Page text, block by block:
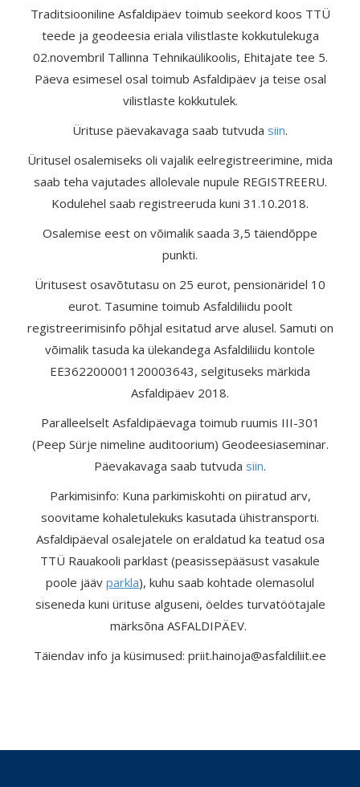
Traditsiooniline Asfaldipäev toimub seekord koos TTÜ
teede ja geodeesia eriala vilistlaste kokkutulekuga
02.novembril Tallinna Tehnikaülikoolis, Ehitajate tee 5.
Päeva esimesel osal toimub Asfaldipäev ja teise osal
vilistlaste kokkutulek.
Ürituse päevakavaga saab tutvuda siin.
Üritusel osalemiseks oli vajalik eelregistreerimine, mida
saab teha vajutades allolevale nupule REGISTREERU.
Kodulehel saab registreeruda kuni 31.10.2018.
Osalemise eest on võimalik saada 3,5 täiendõppe
punkti.
Üritusest osavõtutasu on 25 eurot, pensionäridel 10
eurot. Tasumine toimub Asfaldiliidu poolt
registreerimisinfo põhjal esitatud arve alusel. Samuti on
võimalik tasuda ka ülekandega Asfaldiliidu kontole
EE362200001120003643, selgituseks märkida
Asfaldipäev 2018.
Paralleelselt Asfaldipäevaga toimub ruumis III-301
(Peep Sürje nimeline auditoorium) Geodeesiaseminar.
Päevakavaga saab tutvuda siin.
Parkimisinfo: Kuna parkimiskohti on piiratud arv,
soovitame kohaletulekuks kasutada ühistransporti.
Asfaldipäeval osalejatele on eraldatud ka teatud osa
TTÜ Rauakooli parklast (peasissepääsust vasakule
poole jääv parkla), kuhu saab kohtade olemasolul
siseneda kuni ürituse alguseni, öeldes turvatöötajale
märksõna ASFALDIPÄEV.
Täiendav info ja küsimused: priit.hainoja@asfaldiliit.ee